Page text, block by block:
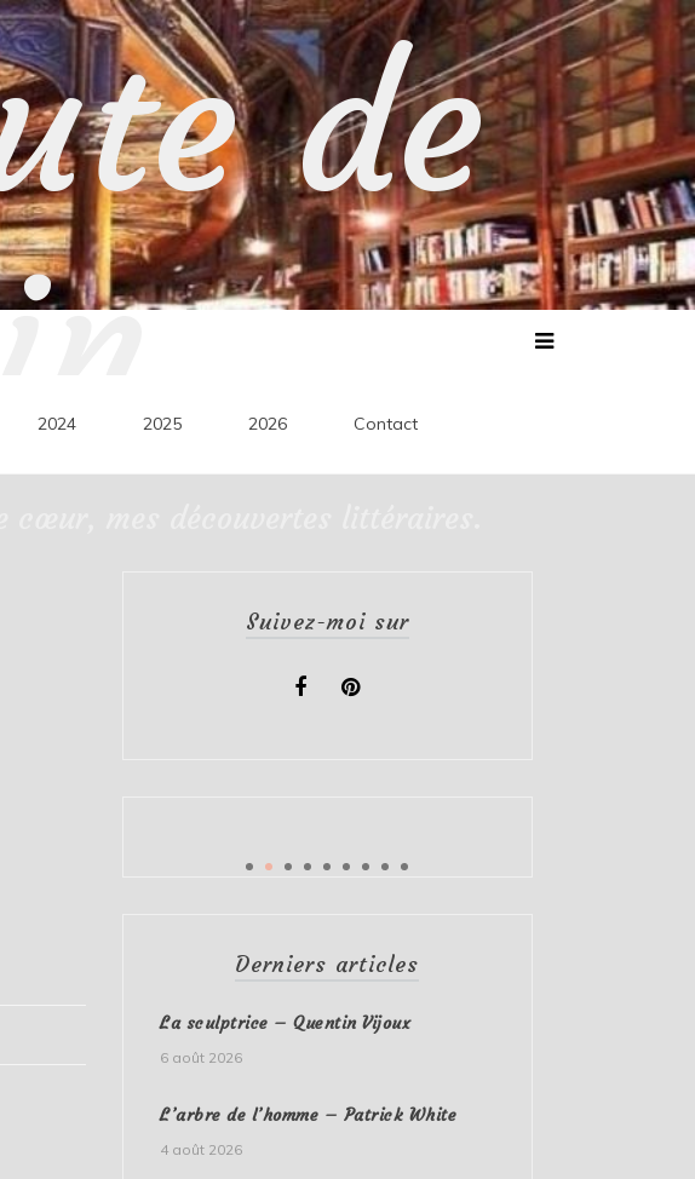
de
2024 2025 2026 Contact
Suivez-moi sur
Derniers articles
La sculptrice – Quentin Vijoux
6 août 2026
L’arbre de l’homme – Patrick White
4 août 2026